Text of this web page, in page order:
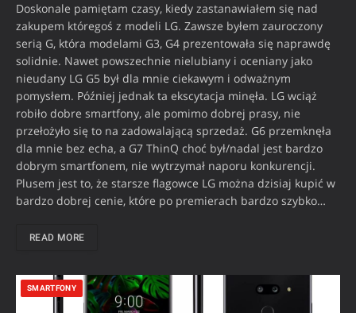
Doskonale pamiętam czasy, kiedy zastanawiałem się nad
zakupem któregoś z modeli LG. Zawsze byłem zauroczony
serią G, która modelami G3, G4 prezentowała się naprawdę
solidnie. Nawet powszechnie nielubiany i oceniany jako
nieudany LG G5 był dla mnie ciekawym i odważnym
pomysłem. Później jednak ta ekscytacja minęła. LG wciąż
robiło dobre smartfony, ale pomimo dobrej prasy, nie
przełożyło się to na zadowalającą sprzedaż. G6 przemknęła
dla mnie bez echa, a G7 ThinQ choć był/nadal jest bardzo
dobrym smartfonem, nie wytrzymał naporu konkurencji.
Plusem jest to, że starsze flagowce LG można dzisiaj kupić w
bardzo dobrej cenie, które po premierach bardzo szybko…
READ MORE
SMARTFONY